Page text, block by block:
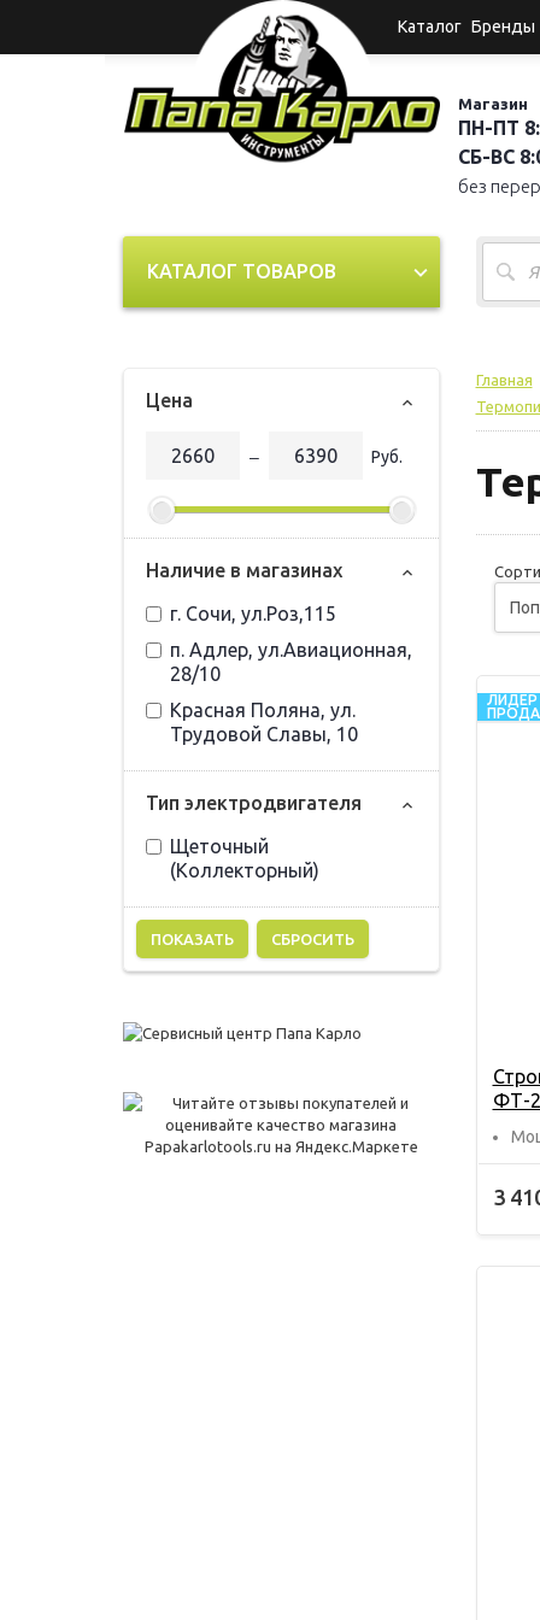
Каталог Бренды
Магазин
ПН-ПТ
СБ-ВС
без
КАТАЛОГ ТОВАРОВ
Цена
‒ Руб.
Наличие в магазинах
г. Сочи, ул.Роз,115
п. Адлер, ул.Авиационная,
28/10
Красная Поляна, ул.
Трудовой Славы, 10
Тип электродвигателя
Щеточный
(Коллекторный)
СБРОСИТЬ
Главная
ЛИДЕР
ФТ-
3